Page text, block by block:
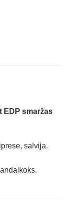
EDP smaržas
salvija.